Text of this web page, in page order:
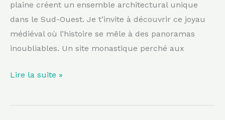
plaine créent un ensemble architectural unique
dans le Sud-Ouest. Je t’invite à découvrir ce joyau
médiéval où l’histoire se mêle à des panoramas
inoubliables. Un site monastique perché aux
Lire la suite »